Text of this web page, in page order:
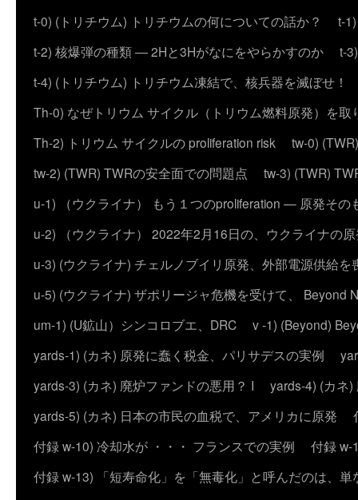
t-0) (トリチウム) トリチウムの何についての話か？
t-
t-2) 核爆弾の種類 ― 2Hと3Hがなにをやらかすのか
t-
t-4) (トリチウム) トリチウム凍結で、核兵器を滅ぼせ！
Th-0) なぜトリウム サイクル（トリウム燃料原発）を取
Th-2) トリウム サイクルの proliferation risk
tw-0)
tw-2) (TWR) TWRの安全面での問題点
tw-3) (TWR)
u-1) （ウクライナ） もう１つのproliferation — 原発その
u-2) （ウクライナ） 2022年2月16日の、ウクライナの
u-3) (ウクライナ) チェルノブイリ原発、外部電源供給を
u-5) (ウクライナ) ザポリージャ危機を受けて、 Beyond
um-1) (U鉱山）シンコロブエ、DRC
v -1) (Beyond)
yards-1) (カネ) 原発に蠢く税金、パリサデスの実例
yards-3) (カネ) 廃炉ファンドの悪用？ I
yards-4) (カネ
yards-5) (カネ) 日本の市民の血税で、アメリカに原発
付録 w-10) 冷却水が ・・・ フランスでの実例
付録 w-
付録 w-13) 「短寿命化」を「無毒化」と呼んだのは、